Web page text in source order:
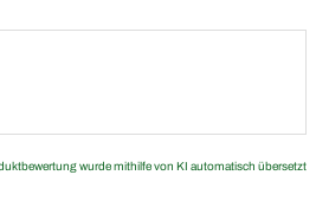
wurde mithilfe von KI automatisch übersetzt